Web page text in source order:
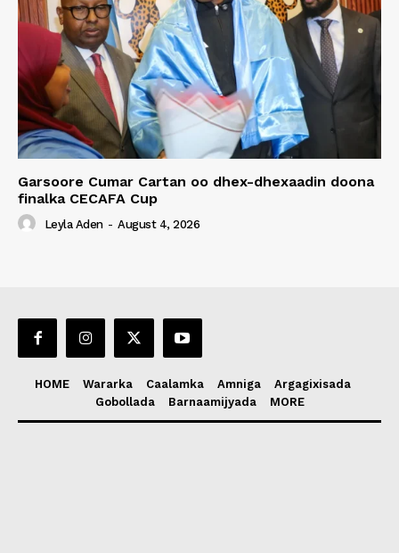
Garsoore Cumar Cartan oo dhex-dhexaadin doona
finalka CECAFA Cup
Leyla Aden - August 4, 2026
HOME Wararka Caalamka Amniga
Argagixisada
Gobollada
Barnaamijyada MORE